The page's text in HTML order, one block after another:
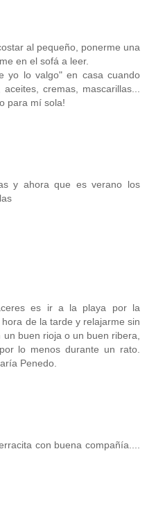
al pequeño, ponerme una
en el sofá a leer.
yo lo valgo" en casa cuando
cremas, mascarillas...
para mí sola!
y ahora que es verano los
es ir a la playa por la
de la tarde y relajarme sin
buen rioja o un buen ribera,
lo menos durante un rato.
Penedo.
con buena compañía....